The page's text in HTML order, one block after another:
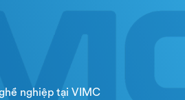
nghiệp tại VIMC